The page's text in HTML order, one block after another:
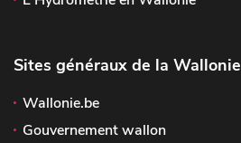
Sites généraux de la Wallonie
Wallonie.be
Gouvernement wallon